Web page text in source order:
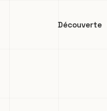
Découverte